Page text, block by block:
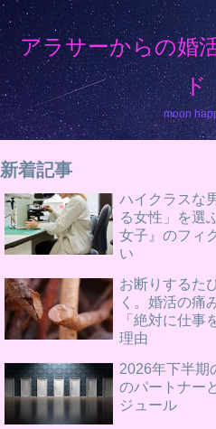
アラサーからの婚
ド
moon
新着記事
ハイクラスな
る女性」を選
女子』のフィ
い
お断りするた
く。婚活の痛
「絶対に仕事
理由
2026年下半期
のパートナー
ジュール